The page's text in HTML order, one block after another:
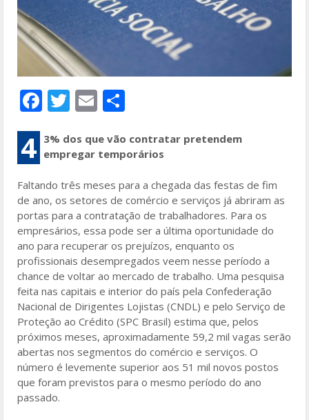
F
ac
e
b
o
o
k
T
w
itt
er
E
m
ai
l
ar
e
4 3% dos que vão contratar pretendem
empregar temporários
Faltando três meses para a chegada das festas de fim
de ano, os setores de comércio e serviços já abriram as
portas para a contratação de trabalhadores. Para os
empresários, essa pode ser a última oportunidade do
ano para recuperar os prejuízos, enquanto os
profissionais desempregados veem nesse período a
chance de voltar ao mercado de trabalho. Uma pesquisa
feita nas capitais e interior do país pela Confederação
Nacional de Dirigentes Lojistas (CNDL) e pelo Serviço de
Proteção ao Crédito (SPC Brasil) estima que, pelos
próximos meses, aproximadamente 59,2 mil vagas serão
abertas nos segmentos do comércio e serviços. O
número é levemente superior aos 51 mil novos postos
que foram previstos para o mesmo período do ano
passado.